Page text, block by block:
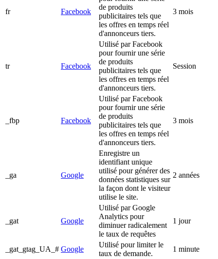
fr Facebook
de produits
publicitaires tels que
les offres en temps réel
d'annonceurs tiers.
3 mois
tr Facebook
Utilisé par Facebook
pour fournir une série
de produits
publicitaires tels que
les offres en temps réel
d'annonceurs tiers.
Session
_fbp Facebook
Utilisé par Facebook
pour fournir une série
de produits
publicitaires tels que
les offres en temps réel
d'annonceurs tiers.
3 mois
_ga Google
Enregistre un
identifiant unique
utilisé pour générer des
données statistiques sur
la façon dont le visiteur
utilise le site.
2 années
_gat Google
Utilisé par Google
Analytics pour
diminuer radicalement
le taux de requêtes
1 jour
_gat_gtag_UA_# Google
Utilisé pour limiter le
taux de demande.
1 minute